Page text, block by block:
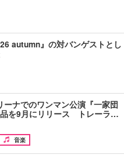
autumn』の対バンゲストとし
ナでのワンマン公演『一家団
を9月にリリース トレーラ…
音楽